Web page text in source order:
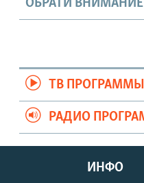
ОБРАТИ ВНИМАНИЕ
ТВ ПРОГРАММЫ
РАДИО
ИНФО